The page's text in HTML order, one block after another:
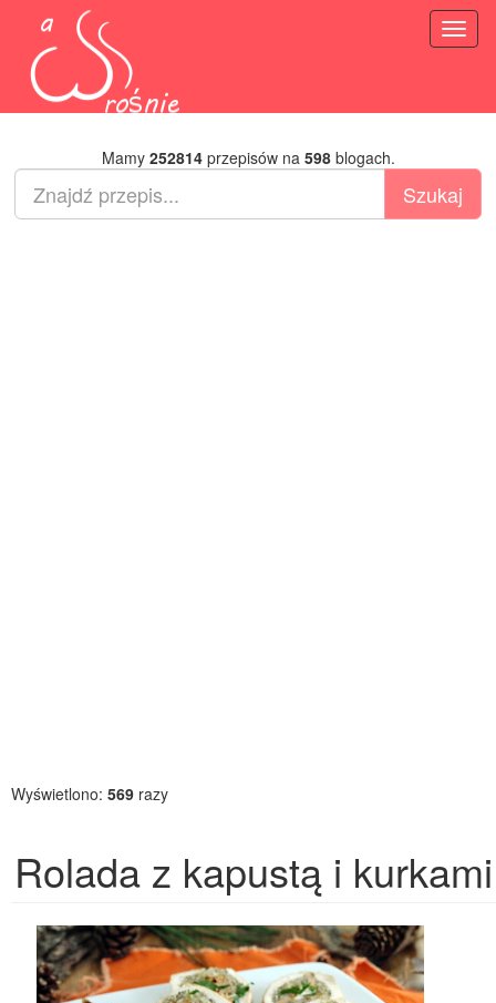
Mamy 252814przepisów na 598blogach.
Wyświetlono: 569 razy
Rolada z kapustą i kurkami